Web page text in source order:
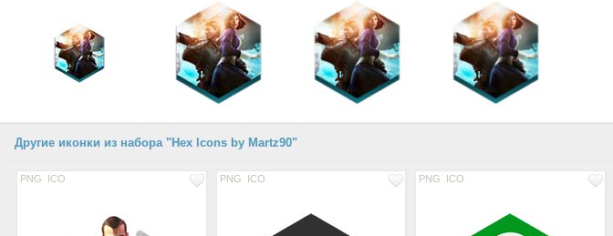
Другие иконки из набора "Hex Icons by Martz90"
PNG ICO PNG ICO PNG ICO